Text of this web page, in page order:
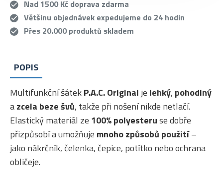
Nad 1500 Kč doprava zdarma
Většinu objednávek expedujeme do 24 hodin
Přes 20.000 produktů skladem
POPIS
Multifunkční šátekP.A.C. Original je lehký, pohodlný
azcela beze švů, takže při nošení nikde netlačí.
Elastický materiál ze 100% polyesteruse dobře
přizpůsobí a umožňuje mnoho způsobů použití–
jako nákrčník, čelenka, čepice, potítko nebo ochrana
obličeje.